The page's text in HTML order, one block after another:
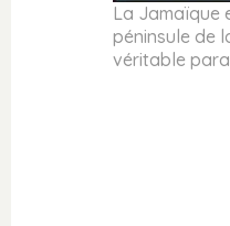
La Jamaïque
péninsule de
véritable